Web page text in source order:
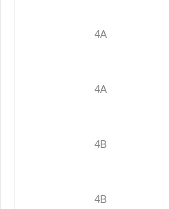
4A
4A
4B
4B